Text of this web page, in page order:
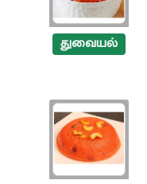
துவையல்